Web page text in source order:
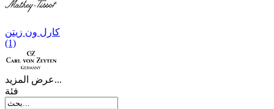
کارل ون زیتن
(1)
عرض المزيد...
فئة